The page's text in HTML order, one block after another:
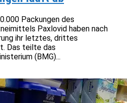
Packungen des
Paxlovid haben nach
ihr letztes, drittes
Das teilte das
(BMG)...